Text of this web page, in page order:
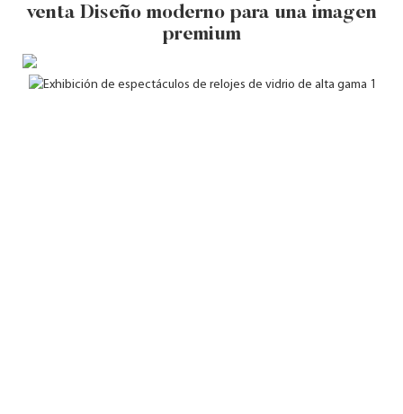
venta Diseño moderno para una imagen
premium